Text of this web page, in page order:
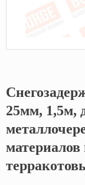
Кликните, чтобы
25мм, 1,5м,
материалов